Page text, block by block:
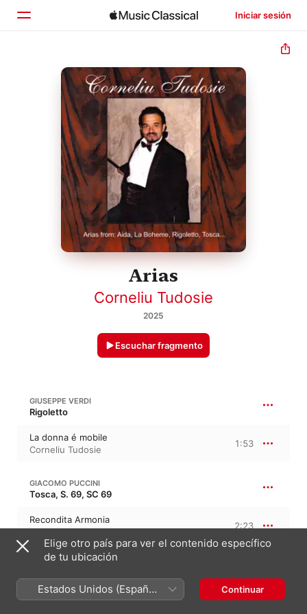
Iniciar sesión
Inicio
Explorar
Buscar
Arias
Corneliu Tudosie
2025
Escuchar fragmento
GIUSEPPE VERDI
Rigoletto
La donna é mobile
Corneliu Tudosie
1:53
GIACOMO PUCCINI
Tosca, S. 69, SC 69
Recondita Armonia
Corneliu Tudosie
2:23
Rigoletto
Questa o quella
Elige otro país para ver el contenido específico
de tu ubicación
Estados Unidos (Español
México)
Continuar